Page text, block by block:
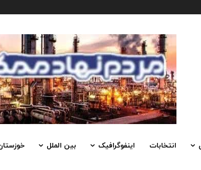
انتخابات اینفوگرافیک بین الملل